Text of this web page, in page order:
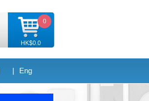
HK$0.0
0
Eng